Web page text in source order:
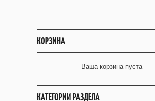
КОРЗИНА
Ваша корзина пуста
КАТЕГОРИИ РАЗДЕЛА